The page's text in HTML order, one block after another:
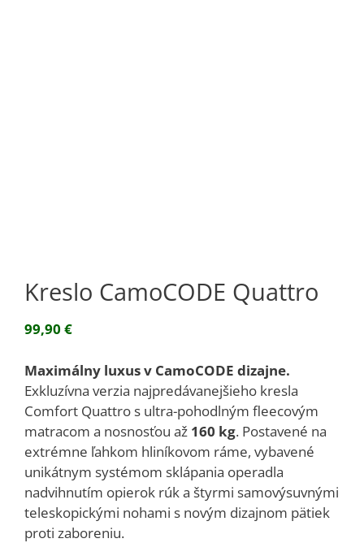
Kreslo CamoCODE Quattro
99,90 €
Maximálny luxus v CamoCODE dizajne.
Exkluzívna verzia najpredávanejšieho kresla
Comfort Quattro s ultra-pohodlným fleecovým
matracom a nosnosťou až 160 kg. Postavené na
extrémne ľahkom hliníkovom ráme, vybavené
unikátnym systémom sklápania operadla
nadvihnutím opierok rúk a štyrmi samovýsuvnými
teleskopickými nohami s novým dizajnom pätiek
proti zaboreniu.